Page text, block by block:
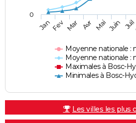
Moyenne nationale :
Moyenne nationale :
Maximales à Bosc-
Minimales à Bosc-
JanFev Mar Avr Mai Juin Juil
0
Les villes les plus